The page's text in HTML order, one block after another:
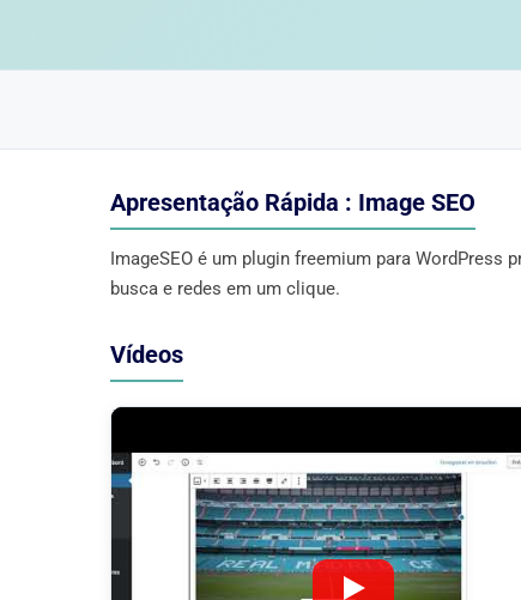
Apresentação Rápida : Image SEO
ImageSEO é um plugin freemium para
busca e redes em um clique.
Vídeos